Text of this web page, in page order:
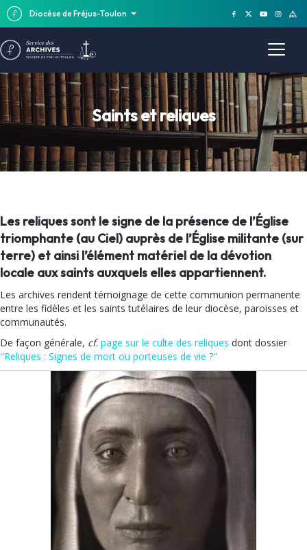
Diocèse de Fréjus-Toulon
Saints et reliques
Les reliques sont le signe de la présence de l’Église
triomphante (au Ciel) auprès de l’Église militante (sur
terre) et ainsi l’élément matériel de la dévotion
locale aux saints auxquels elles appartiennent.
Les archives rendent témoignage de cette communion permanente
entre les fidèles et les saints tutélaires de leur diocèse, paroisses et
communautés.
De façon générale, cf. page sur le culte des reliques dont dossier
"Reliques : Signes de mort ou porteuses de vie ?"